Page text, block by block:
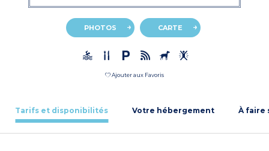
PHOTOS CARTE
Ajouter aux Favoris
Tarifs et disponibilités Votre hébergement À faire